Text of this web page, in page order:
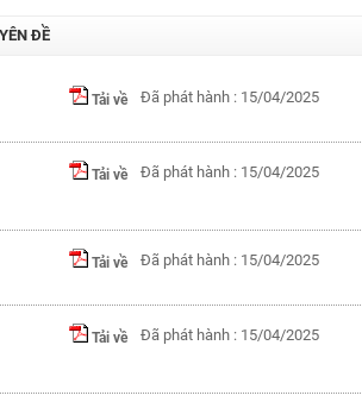
ĐỀ
Tải về Đã phát hành : 15/04/2025
Tải về Đã phát hành : 15/04/2025
Tải về Đã phát hành : 15/04/2025
Tải về Đã phát hành : 15/04/2025